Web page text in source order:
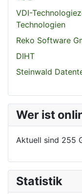
VDI-
Technologien
Reko Software
DIHT
Steinwald
Wer ist
Aktuell sind 255
Statistik